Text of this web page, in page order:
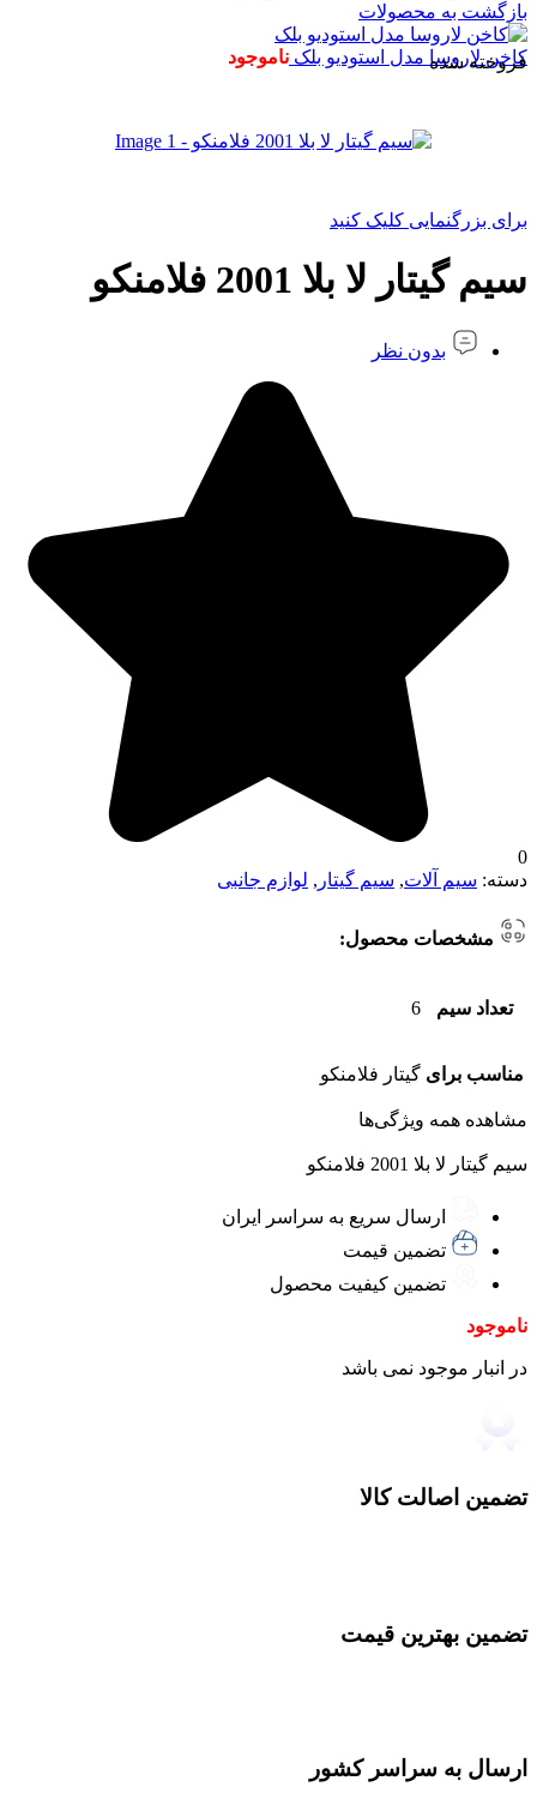
بازگشت به محصولات
کاخن لاروسا مدل استودیو بلک ناموجود فروخته شده
برای بزرگنمایی کلیک کنید
سیم گیتار لا بلا 2001 فلامنکو
بدون نظر
0
دسته: سیم آلات, سیم گیتار , لوازم جانبی
مشخصات محصول:
تعداد سیم 6
مناسب برای گیتار فلامنکو
مشاهده همه ویژگی‌ها
سیم گیتار لا بلا 2001 فلامنکو
ارسال سریع به سراسر ایران
تضمین قیمت
تضمین کیفیت محصول
ناموجود
در انبار موجود نمی باشد
تضمین اصالت کالا
تضمین بهترین قیمت
ارسال به سراسر کشور